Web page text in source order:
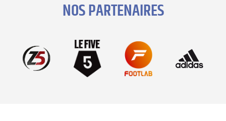
NOS PARTENAIRES